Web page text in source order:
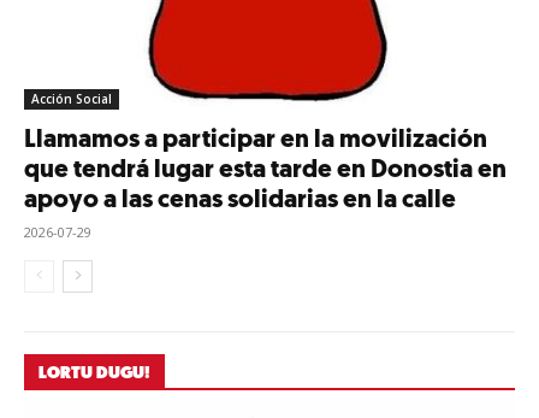
Acción Social
Llamamos a participar en la movilización
que tendrá lugar esta tarde en Donostia en
apoyo a las cenas solidarias en la calle
2026-07-29
LORTU DUGU!